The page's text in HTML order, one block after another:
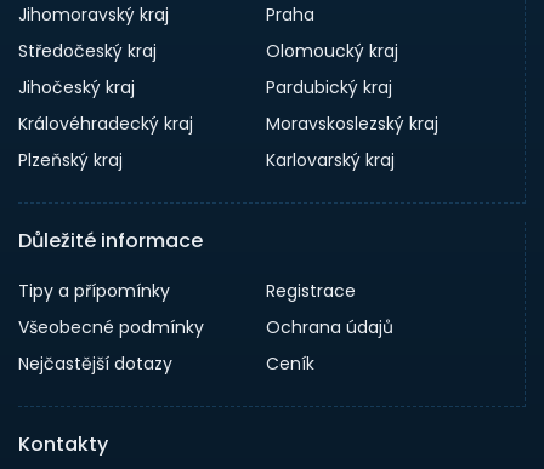
Jihomoravský kraj
Praha
Středočeský kraj
Olomoucký kraj
Jihočeský kraj
Pardubický kraj
Královéhradecký kraj
Moravskoslezský kraj
Plzeňský kraj
Karlovarský kraj
Důležité informace
Tipy a přípomínky
Registrace
Všeobecné podmínky
Ochrana údajů
Nejčastější dotazy
Ceník
Kontakty